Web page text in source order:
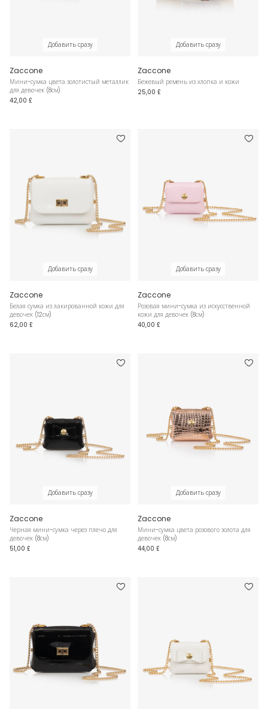
Добавить сразу
Zaccone
Мини-сумка цвета золотистый металлик
для девочек (8см)
42,00 £
Добавить сразу
Zaccone
Бежевый ремень из хлопка и кожи
25,00 £
Добавить сразу
Zaccone
Белая сумка из лакированной кожи для
девочек (12см)
62,00 £
Добавить сразу
Zaccone
Розовая мини-сумка из искусственной
кожи для девочек (8см)
40,00 £
Добавить сразу
Zaccone
Черная мини-сумка через плечо для
девочек (8см)
51,00 £
Добавить сразу
Zaccone
Мини-сумка цвета розового золота для
девочек (8см)
44,00 £